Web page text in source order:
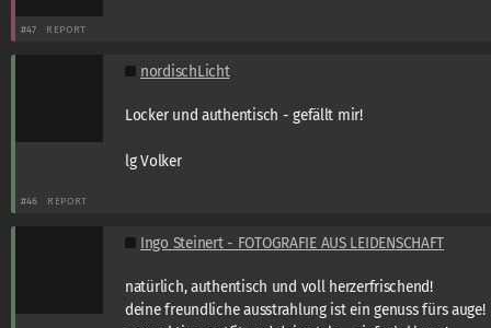
#47 REPORT
nordischLicht
Locker und authentisch - gefällt mir!
lg Volker
#46 REPORT
Ingo Steinert - FOTOGRAFIE AUS LEIDENSCHAFT
natürlich, authentisch und voll herzerfrischend!
deine freundliche ausstrahlung ist ein genuss fürs auge!